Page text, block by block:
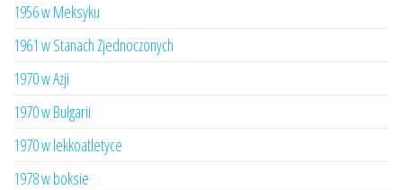
1956 w Meksyku
1961 w Stanach Zjednoczonych
1970 w Azji
1970 w Bułgarii
1970 w lekkoatletyce
1978 w boksie